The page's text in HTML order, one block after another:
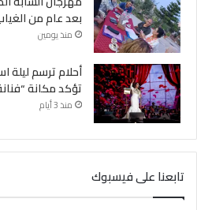
بعد عام من
منذ يومين
أحلام ترسم ليلة
تؤكد مكانة
منذ 3 أيام
تابعنا على فيسبوك